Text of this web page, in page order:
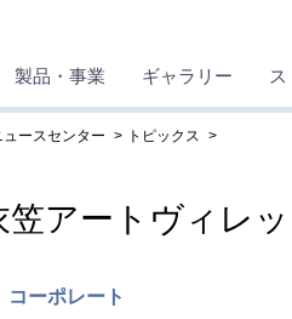
製品・事業 ギャラリー
ュースセンター トピックス
笠アートヴィレ
コーポレート